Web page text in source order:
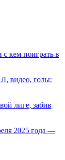
кем поиграть в
видео, голы:
лиге, забив
2025 года —